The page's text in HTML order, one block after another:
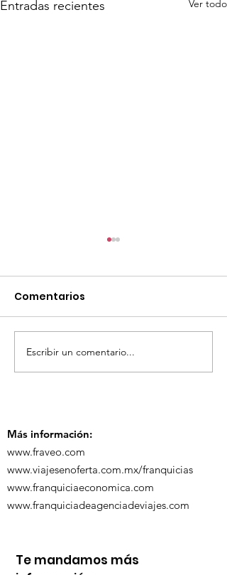
Entradas recientes Ver todo
TourTravelynByFraveo
participó en la
Comentarios
Escribir un comentario...
Más información:
www.fraveo.com
www.viajesenoferta.com.mx/franquicias
www.franquiciaeconomica.com
www.franquiciadeagenciadeviajes.com
Te mandamos más